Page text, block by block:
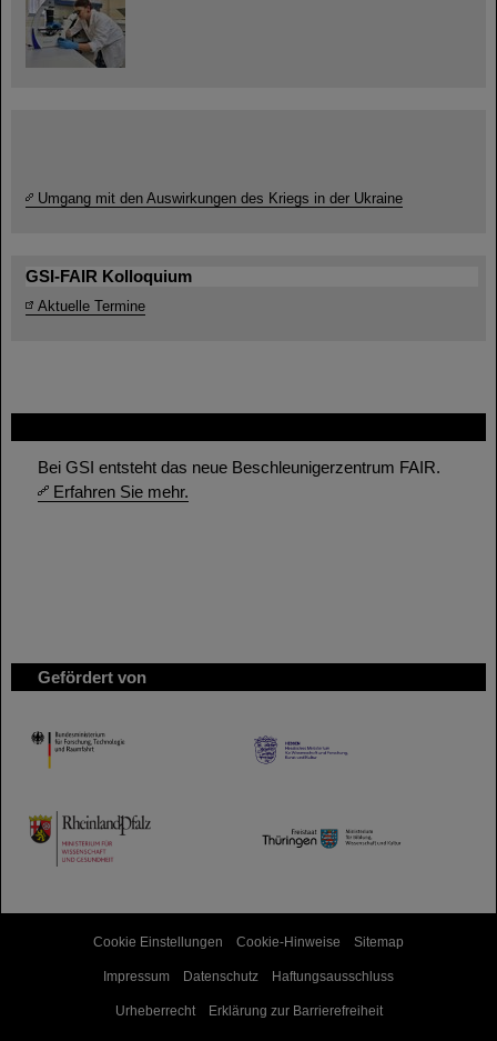
Bei GSI entsteht das neue Beschleunigerzentrum FAIR.
Erfahren Sie mehr.
Gefördert von
HMWK
TMWWDG
Umgang mit den Auswirkungen des Kriegs in der Ukraine
GSI-FAIR Kolloquium
Aktuelle Termine
Cookie Einstellungen Cookie-Hinweise Sitemap
Impressum Datenschutz Haftungsausschluss
Urheberrecht Erklärung zur Barrierefreiheit